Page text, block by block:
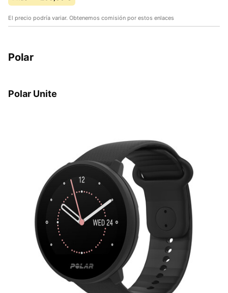
El precio podría variar. Obtenemos comisión por estos enlaces
Polar
Polar Unite